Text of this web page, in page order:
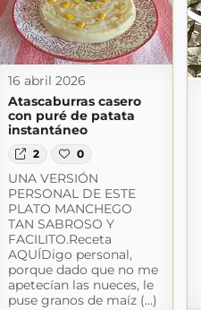
16 abril 2026
Atascaburras casero
con puré de patata
instantáneo
2 0
UNA VERSIÓN
PERSONAL DE ESTE
PLATO MANCHEGO
TAN SABROSO Y
FACILITO.Receta
AQUÍDigo personal,
porque dado que no me
apetecían las nueces, le
puse granos de maíz (...)